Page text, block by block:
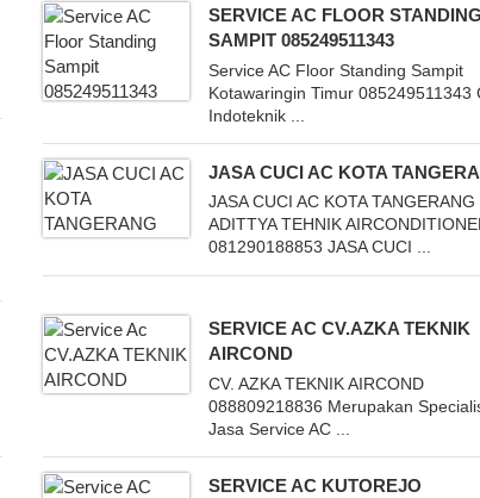
SERVICE AC FLOOR STANDING
SAMPIT 085249511343
Service AC Floor Standing Sampit
Kotawaringin Timur 085249511343
Indoteknik ...
JASA CUCI AC KOTA
JASA CUCI AC KOTA TANGERANG
ADITTYA TEHNIK
081290188853 JASA CUCI ...
SERVICE AC CV.AZKA TEKNIK
AIRCOND
CV. AZKA TEKNIK AIRCOND
088809218836 Merupakan
Jasa Service AC ...
SERVICE AC KUTOREJO